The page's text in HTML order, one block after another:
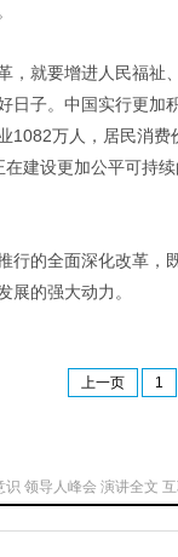
就要增进人民福祉
日子。中国实行更
1082万人，居民消
建设更加公平可持
的全面深化改革，
展的强大动力。
上一页 1
识 领导人峰会 演讲全文